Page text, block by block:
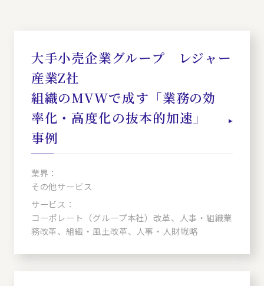
大手小売企業グループ レジャー
産業Z社
組織のMVWで成す「業務の効
率化・高度化の抜本的加速」
事例
業界：
その他サービス
サービス：
コーポレート（グループ本社）改革、人事・組織業
務改革、組織・風土改革、人事・人財戦略